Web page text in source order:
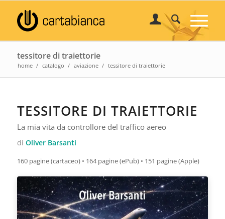
tessitore di traiettorie
home / catalogo / aviazione / tessitore di traiettorie
TESSITORE DI TRAIETTORIE
La mia vita da controllore del traffico aereo
di Oliver Barsanti
160 pagine (cartaceo) • 164 pagine (ePub) • 151 pagine (Apple)